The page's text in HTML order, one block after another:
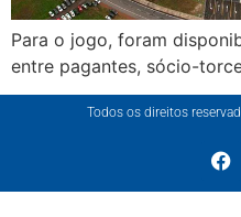
Para o jogo, foram
entre pagantes, sócio-
Todos os direitos